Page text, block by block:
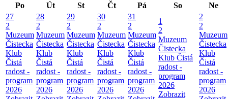
Po
Út St Čt Pá So
Ne
27
2
Muzeum
Čistecka
Klub
Čistá
radost -
program
2026
28
2
Muzeum
Čistecka
Klub
Čistá
radost -
program
2026
29
2
Muzeum
Čistecka
Klub
Čistá
radost -
program
2026
30
2
Muzeum
Čistecka
Klub
Čistá
radost -
program
2026
31
2
Muzeum
Čistecka
Klub
Čistá
radost -
program
2026
1
2
Muzeum
Čistecka
Klub Čistá
radost -
program
2026
Zobrazit
2
2
Muzeum
Čistecka
Klub
Čistá
radost -
program
2026